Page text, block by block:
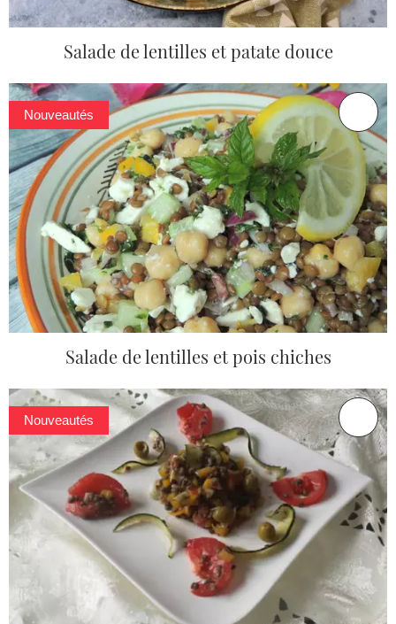
Salade de lentilles et patate douce
Nouveautés
Salade de lentilles et pois chiches
Nouveautés